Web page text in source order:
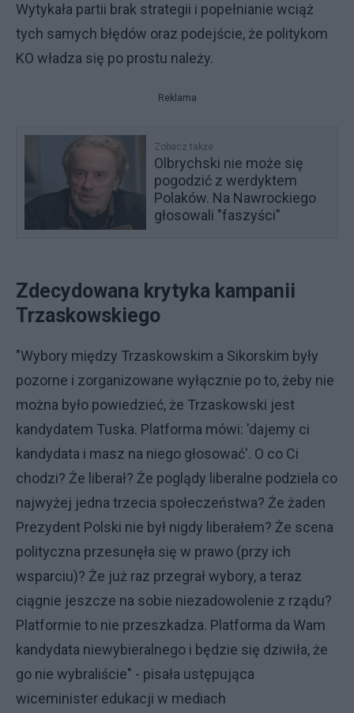
Wytykała partii brak strategii i popełnianie wciąż
tych samych błędów oraz podejście, że politykom
KO władza się po prostu należy.
Reklama
Zobacz także
Olbrychski nie może się
pogodzić z werdyktem
Polaków. Na Nawrockiego
głosowali "faszyści"
Zdecydowana krytyka kampanii
Trzaskowskiego
"Wybory między Trzaskowskim a Sikorskim były
pozorne i zorganizowane wyłącznie po to, żeby nie
można było powiedzieć, że Trzaskowski jest
kandydatem Tuska. Platforma mówi: 'dajemy ci
kandydata i masz na niego głosować'. O co Ci
chodzi? Że liberał? Że poglądy liberalne podziela co
najwyżej jedna trzecia społeczeństwa? Że żaden
Prezydent Polski nie był nigdy liberałem? Że scena
polityczna przesunęła się w prawo (przy ich
wsparciu)? Że już raz przegrał wybory, a teraz
ciągnie jeszcze na sobie niezadowolenie z rządu?
Platformie to nie przeszkadza. Platforma da Wam
kandydata niewybieralnego i będzie się dziwiła, że
go nie wybraliście" - pisała ustępująca
wiceminister edukacji w mediach